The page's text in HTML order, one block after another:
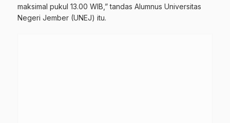
maksimal pukul 13.00 WIB,” tandas Alumnus Universitas
Negeri Jember (UNEJ) itu.